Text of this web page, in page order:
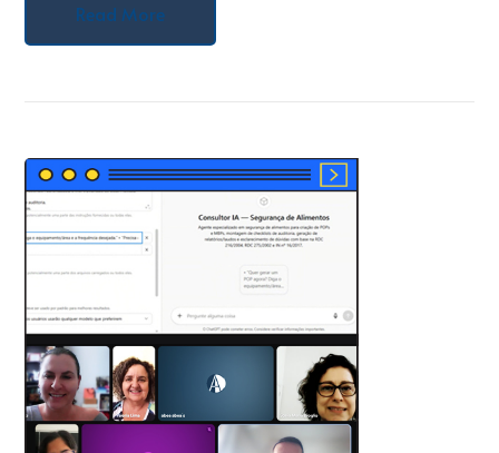
Read More